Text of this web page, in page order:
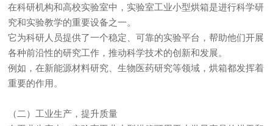
在科研机构和高校实验室中，实验室工业小型烘箱是进行科学研
究和实验教学的重要设备之一。
它为科研人员提供了一个稳定、可靠的实验平台，帮助他们开展
各种前沿性的研究工作，推动科学技术的创新和发展。
例如，在新能源材料研究、生物医药研究等领域，烘箱都发挥着
重要的作用。
（二）工业生产，提升质量